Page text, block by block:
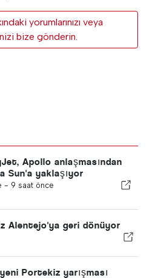
yorumlarınızı veya
bize gönderin.
Apollo anlaşmasından
Sun'a yaklaşıyor
- 9 saat önce
Alentejo'ya geri dönüyor
Portekiz yarışması